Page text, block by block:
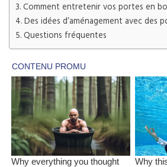
Comment entretenir vos portes en
Des idées d’aménagement avec des
Questions fréquentes